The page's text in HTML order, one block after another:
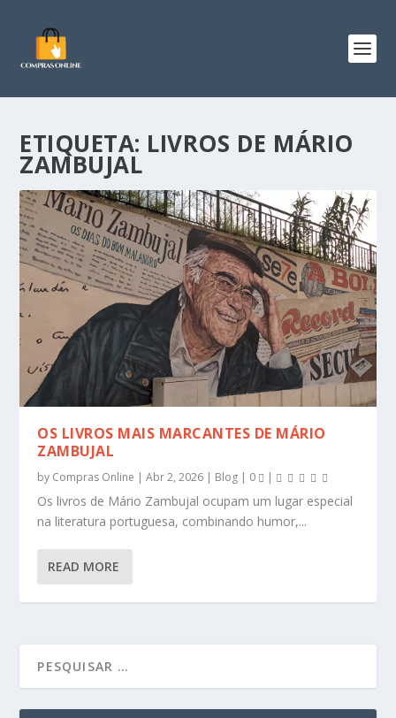
ETIQUETA: LIVROS DE MÁRIO
ZAMBUJAL
OS LIVROS MAIS MARCANTES DE MÁRIO
ZAMBUJAL
by Compras Online |Abr 2, 2026 | Blog | 0 |
Os livros de Mário Zambujal ocupam um lugar especial
na literatura portuguesa, combinando humor,...
READ MORE